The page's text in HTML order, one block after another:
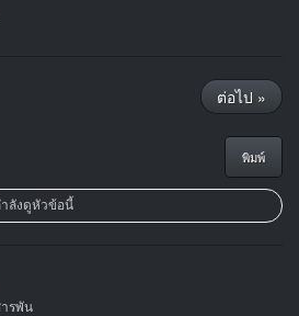
ต่อไป »
พิมพ์
ลังดูหัวข้อนี้
รพัน